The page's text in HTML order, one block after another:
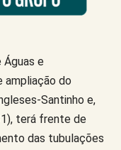
Águas e
ampliação do
Santinho e,
terá frente de
das tubulações